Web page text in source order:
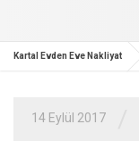
Kartal Evden Eve Nakliyat
14 Eylül 2017